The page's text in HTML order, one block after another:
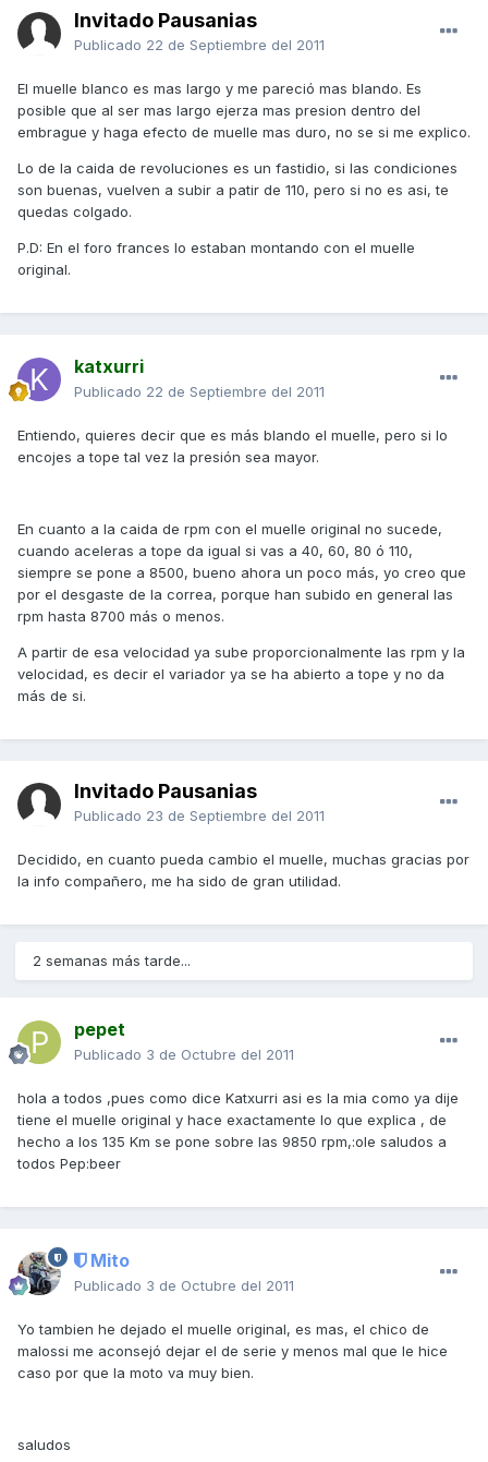
Invitado Pausanias
Publicado 22 de Septiembre del 2011
El muelle blanco es mas largo y me pareció mas blando. Es
posible que al ser mas largo ejerza mas presion dentro del
embrague y haga efecto de muelle mas duro, no se si me explico.
Lo de la caida de revoluciones es un fastidio, si las condiciones
son buenas, vuelven a subir a patir de 110, pero si no es asi, te
quedas colgado.
P.D: En el foro frances lo estaban montando con el muelle
original.
katxurri
Publicado 22 de Septiembre del 2011
Entiendo, quieres decir que es más blando el muelle, pero si lo
encojes a tope tal vez la presión sea mayor.
En cuanto a la caida de rpm con el muelle original no sucede,
cuando aceleras a tope da igual si vas a 40, 60, 80 ó 110,
siempre se pone a 8500, bueno ahora un poco más, yo creo que
por el desgaste de la correa, porque han subido en general las
rpm hasta 8700 más o menos.
A partir de esa velocidad ya sube proporcionalmente las rpm y la
velocidad, es decir el variador ya se ha abierto a tope y no da
más de si.
Invitado Pausanias
Publicado 23 de Septiembre del 2011
Decidido, en cuanto pueda cambio el muelle, muchas gracias por
la info compañero, me ha sido de gran utilidad.
2 semanas más tarde...
pepet
Publicado 3 de Octubre del 2011
hola a todos ,pues como dice Katxurri asi es la mia como ya dije
tiene el muelle original y hace exactamente lo que explica , de
hecho a los 135 Km se pone sobre las 9850 rpm,:ole saludos a
todos Pep:beer
Mito
Publicado 3 de Octubre del 2011
Yo tambien he dejado el muelle original, es mas, el chico de
malossi me aconsejó dejar el de serie y menos mal que le hice
caso por que la moto va muy bien.
saludos